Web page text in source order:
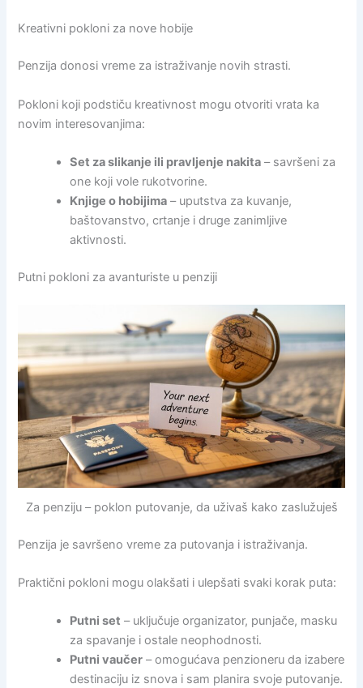
Kreativni pokloni za nove hobije
Penzija donosi vreme za istraživanje novih strasti.
Pokloni koji podstiču kreativnost mogu otvoriti vrata ka
novim interesovanjima:
Set za slikanje ili pravljenje nakita – savršeni za
one koji vole rukotvorine.
Knjige o hobijima – uputstva za kuvanje,
baštovanstvo, crtanje i druge zanimljive
aktivnosti.
Putni pokloni za avanturiste u penziji
Za penziju – poklon putovanje, da uživaš kako zaslužuješ
Penzija je savršeno vreme za putovanja i istraživanja.
Praktični pokloni mogu olakšati i ulepšati svaki korak puta:
Putni set – uključuje organizator, punjače, masku
za spavanje i ostale neophodnosti.
Putni vaučer – omogućava penzioneru da izabere
destinaciju iz snova i sam planira svoje putovanje.